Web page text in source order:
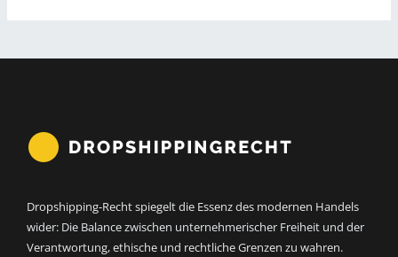
Dropshipping-Recht spiegelt die Essenz des modernen Handels
wider: Die Balance zwischen unternehmerischer Freiheit und der
Verantwortung, ethische und rechtliche Grenzen zu wahren.